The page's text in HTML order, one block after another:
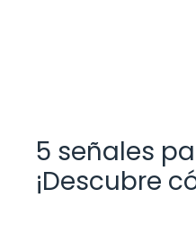
5 señales
¡Descubre